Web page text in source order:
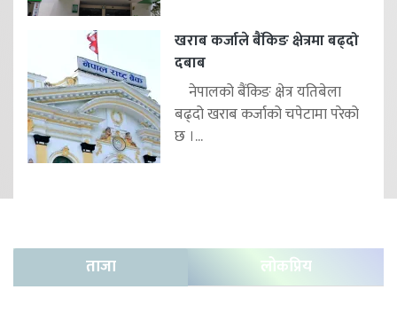
खराब कर्जाले बैंकिङ क्षेत्रमा बढ्दो
दबाब
नेपालको बैंकिङ क्षेत्र यतिबेला
बढ्दो खराब कर्जाको चपेटामा परेको
छ ।...
ताजा लोकप्रिय